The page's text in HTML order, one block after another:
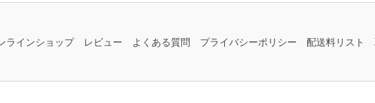
ラインショップ レビュー よくある質問 プライバシーポリシー 配送料リスト